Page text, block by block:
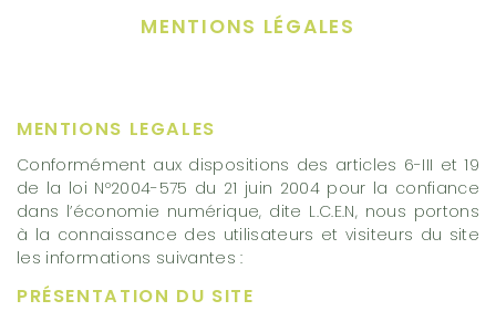
MENTIONS LÉGALES
MENTIONS LEGALES
Conformément aux dispositions des articles 6-III et 19
de la loi Nº2004-575 du 21 juin 2004 pour la confiance
dans l’économie numérique, dite L.C.E.N, nous portons
à la connaissance des utilisateurs et visiteurs du site
les informations suivantes :
PRÉSENTATION DU SITE